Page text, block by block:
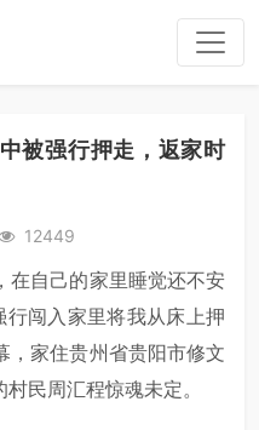
被强行押走，返家时
12449
在自己的家里睡觉还不安
闯入家里将我从床上押
，家住贵州省贵阳市修文
民周汇程惊魂未定。